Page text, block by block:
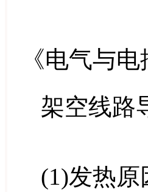
《电气与
架空线路
(1)发热原